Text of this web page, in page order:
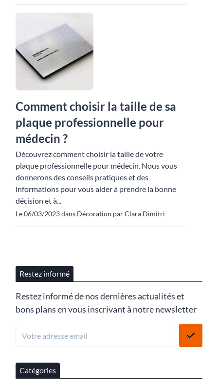
Comment choisir la taille de sa
plaque professionnelle pour
médecin ?
Découvrez comment choisir la taille de votre
plaque professionnelle pour médecin. Nous vous
donnerons des conseils pratiques et des
informations pour vous aider à prendre la bonne
décision et à...
Le 06/03/2023 dans Décoration par Clara Dimitri
Restez informé
Restez informé de nos dernières actualités et
bons plans en vous inscrivant à notre newsletter
Catégories